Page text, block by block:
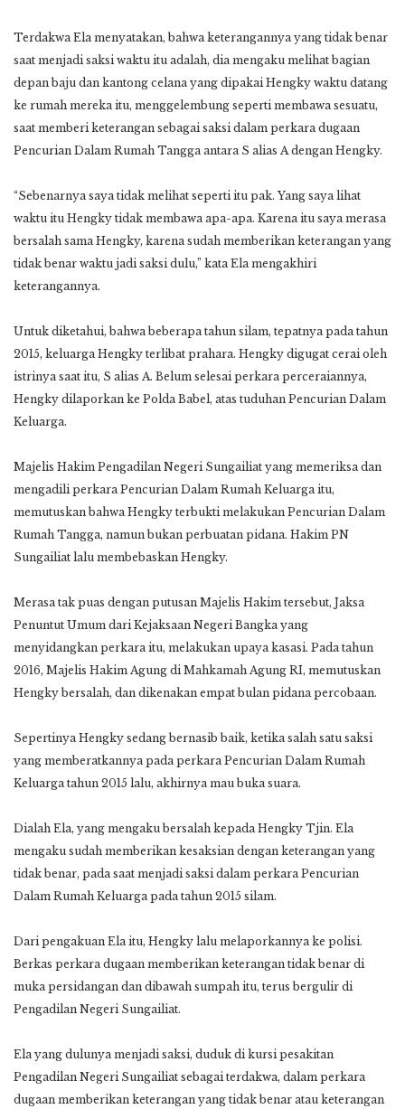
Terdakwa Ela menyatakan, bahwa keterangannya yang tidak benar
saat menjadi saksi waktu itu adalah, dia mengaku melihat bagian
depan baju dan kantong celana yang dipakai Hengky waktu datang
ke rumah mereka itu, menggelembung seperti membawa sesuatu,
saat memberi keterangan sebagai saksi dalam perkara dugaan
Pencurian Dalam Rumah Tangga antara S alias A dengan Hengky.
“Sebenarnya saya tidak melihat seperti itu pak. Yang saya lihat
waktu itu Hengky tidak membawa apa-apa. Karena itu saya merasa
bersalah sama Hengky, karena sudah memberikan keterangan yang
tidak benar waktu jadi saksi dulu,” kata Ela mengakhiri
keterangannya.
Untuk diketahui, bahwa beberapa tahun silam, tepatnya pada tahun
2015, keluarga Hengky terlibat prahara. Hengky digugat cerai oleh
istrinya saat itu, S alias A. Belum selesai perkara perceraiannya,
Hengky dilaporkan ke Polda Babel, atas tuduhan Pencurian Dalam
Keluarga.
Majelis Hakim Pengadilan Negeri Sungailiat yang memeriksa dan
mengadili perkara Pencurian Dalam Rumah Keluarga itu,
memutuskan bahwa Hengky terbukti melakukan Pencurian Dalam
Rumah Tangga, namun bukan perbuatan pidana. Hakim PN
Sungailiat lalu membebaskan Hengky.
Merasa tak puas dengan putusan Majelis Hakim tersebut, Jaksa
Penuntut Umum dari Kejaksaan Negeri Bangka yang
menyidangkan perkara itu, melakukan upaya kasasi. Pada tahun
2016, Majelis Hakim Agung di Mahkamah Agung RI, memutuskan
Hengky bersalah, dan dikenakan empat bulan pidana percobaan.
Sepertinya Hengky sedang bernasib baik, ketika salah satu saksi
yang memberatkannya pada perkara Pencurian Dalam Rumah
Keluarga tahun 2015 lalu, akhirnya mau buka suara.
Dialah Ela, yang mengaku bersalah kepada Hengky Tjin. Ela
mengaku sudah memberikan kesaksian dengan keterangan yang
tidak benar, pada saat menjadi saksi dalam perkara Pencurian
Dalam Rumah Keluarga pada tahun 2015 silam.
Dari pengakuan Ela itu, Hengky lalu melaporkannya ke polisi.
Berkas perkara dugaan memberikan keterangan tidak benar di
muka persidangan dan dibawah sumpah itu, terus bergulir di
Pengadilan Negeri Sungailiat.
Ela yang dulunya menjadi saksi, duduk di kursi pesakitan
Pengadilan Negeri Sungailiat sebagai terdakwa, dalam perkara
dugaan memberikan keterangan yang tidak benar atau keterangan